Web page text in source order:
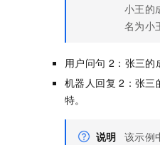
小王的
名为小
用户问句 2：张三的
机器人回复 2：张三
特。
说明 该示例